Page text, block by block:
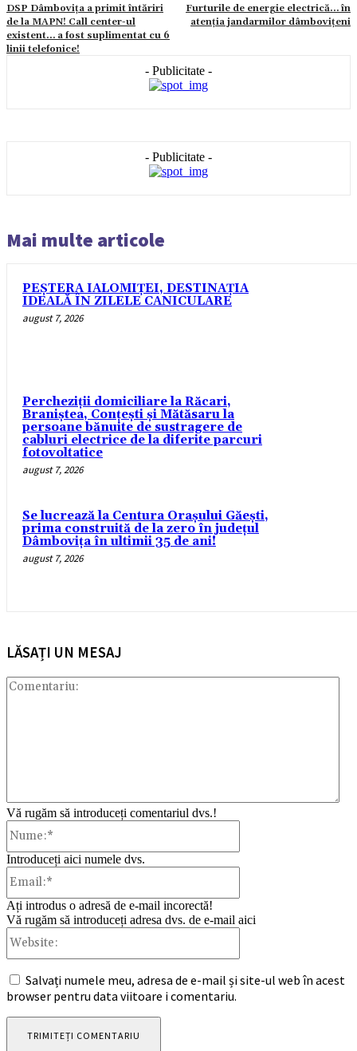
DSP Dâmbovița a primit întăriri
de la MAPN! Call center-ul
existent… a fost suplimentat cu 6
linii telefonice!
Furturile de energie electrică… în
atenția jandarmilor dâmbovițeni
- Publicitate -
- Publicitate -
Mai multe articole
PEȘTERA IALOMIȚEI, DESTINAȚIA
IDEALĂ ÎN ZILELE CANICULARE
august 7, 2026
Percheziții domiciliare la Răcari,
Braniștea, Conțești și Mătăsaru la
persoane bănuite de sustragere de
cabluri electrice de la diferite parcuri
fotovoltatice
august 7, 2026
Se lucrează la Centura Orașului Găești,
prima construită de la zero în județul
Dâmbovița în ultimii 35 de ani!
august 7, 2026
LĂSAȚI UN MESAJ
Vă rugăm să introduceți comentariul dvs.!
Introduceți aici numele dvs.
Ați introdus o adresă de e-mail incorectă!
Vă rugăm să introduceți adresa dvs. de e-mail aici
Salvați numele meu, adresa de e-mail și site-ul web în acest
browser pentru data viitoare i comentariu.